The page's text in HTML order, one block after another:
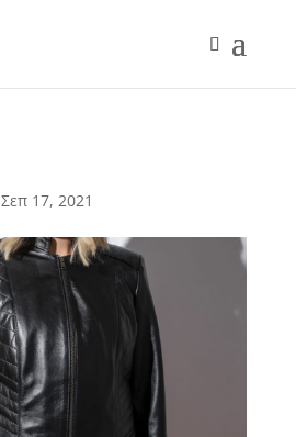
Σεπ 17, 2021